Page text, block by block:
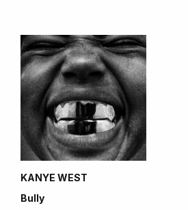
KANYE WEST
Bully